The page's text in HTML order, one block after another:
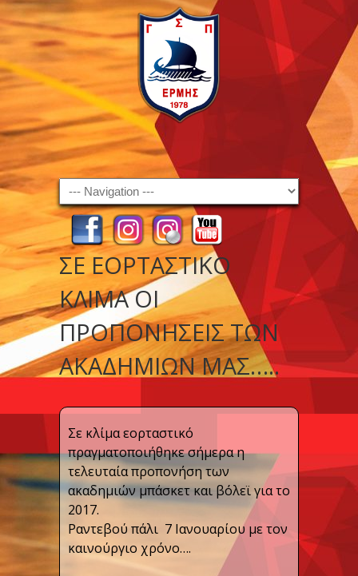
Navigation
ΣΕ ΕΟΡΤΑΣΤΙΚΌ
ΚΛΊΜΑ ΟΙ
ΠΡΟΠΟΝΉΣΕΙΣ ΤΩΝ
ΑΚΑΔΗΜΙΏΝ ΜΑΣ…..
Σε κλίμα εορταστικό
πραγματοποιήθηκε σήμερα η
τελευταία προπονήση των
ακαδημιών μπάσκετ και βόλεϊ για το
2017.
Ραντεβού πάλι 7 Ιανουαρίου με τον
καινούργιο χρόνο….